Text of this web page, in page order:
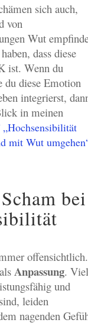
sich auch,
von
Wut
dass diese
ist. Wenn du
diese Emotion
integrierst,
in meinen
mit Wut
bei
offensichtlich.
Anpassung.
und
leiden
nagenden